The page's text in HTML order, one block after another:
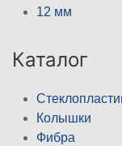
12 мм
Каталог
Колышки
Фибра